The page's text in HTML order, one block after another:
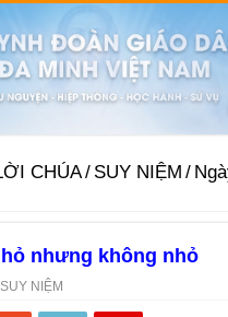
CHÚA/ SUY NIỆM /
nhưng không nhỏ
SUY NIỆM